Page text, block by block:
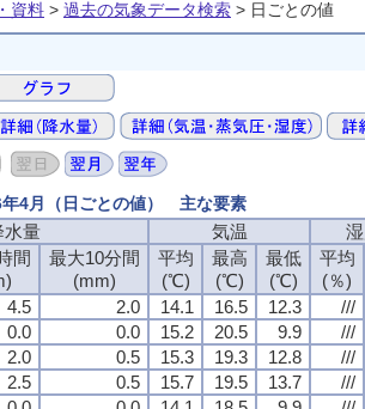
資料 > 過去の気象データ検索 > 日ごとの値
4月（日ごとの値） 主な要素
水量 気温
間
最大10分間
(mm)
平均
(℃)
最高
(℃)
最低
(℃)
平均
(％)
4.5 2.0 14.1 16.5 12.3
///
0.0 0.0 15.2 20.5 9.9
///
2.0 0.5 15.3 19.3 12.8
///
2.5 0.5 15.7 19.5 13.7
///
水量 気温
間
最大10分間
(mm)
平均
(℃)
最高
(℃)
最低
(℃)
平均
(％)
4.5 2.0 14.1 16.5 12.3
///
0.0 0.0 15.2 20.5 9.9
///
2.0 0.5 15.3 19.3 12.8
///
2.5 0.5 15.7 19.5 13.7
///
水量 気温
間
最大10分間
(mm)
平均
(℃)
最高
(℃)
最低
(℃)
平均
(％)
4.5 2.0 14.1 16.5 12.3
///
0.0 0.0 15.2 20.5 9.9
///
2.0 0.5 15.3 19.3 12.8
///
2.5 0.5 15.7 19.5 13.7
///
水量 気温
間
最大10分間
(mm)
平均
(℃)
最高
(℃)
最低
(℃)
平均
(％)
4.5 2.0 14.1 16.5 12.3
///
0.0 0.0 15.2 20.5 9.9
///
2.0 0.5 15.3 19.3 12.8
///
2.5 0.5 15.7 19.5 13.7
///